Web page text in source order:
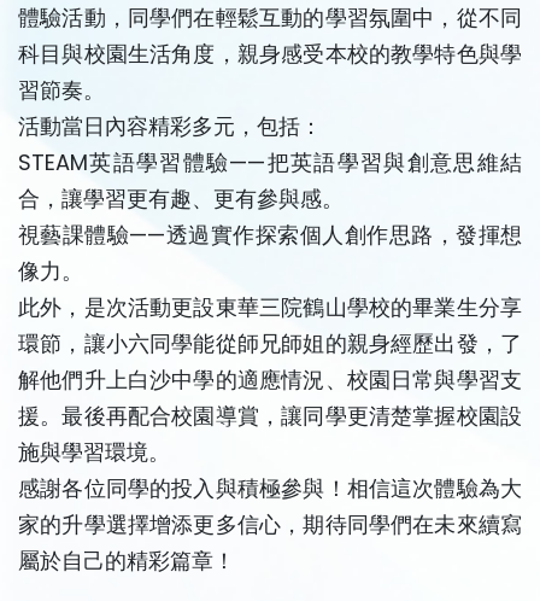
體驗活動，同學們在輕鬆互動的學習氛圍中，從不同
科目與校園生活角度，親身感受本校的教學特色與學
習節奏。
活動當日內容精彩多元，包括：
STEAM英語學習體驗——把英語學習與創意思維結
合，讓學習更有趣、更有參與感。
視藝課體驗——透過實作探索個人創作思路，發揮想
像力。
此外，是次活動更設東華三院鶴山學校的畢業生分享
環節，讓小六同學能從師兄師姐的親身經歷出發，了
解他們升上白沙中學的適應情況、校園日常與學習支
援。最後再配合校園導賞，讓同學更清楚掌握校園設
施與學習環境。
感謝各位同學的投入與積極參與！相信這次體驗為大
家的升學選擇增添更多信心，期待同學們在未來續寫
屬於自己的精彩篇章！